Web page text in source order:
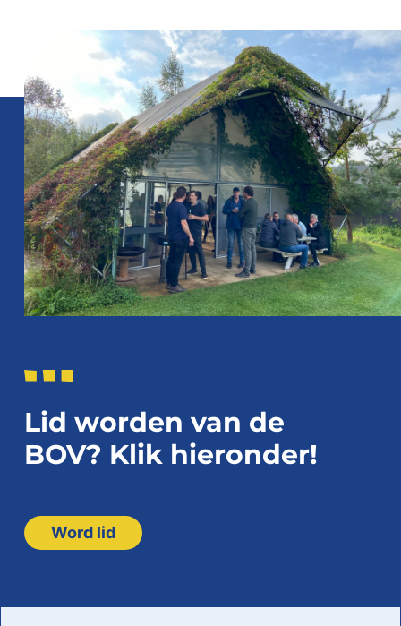
Lid worden van de
BOV? Klik hieronder!
Word lid